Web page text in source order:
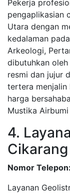
Pekerja
pengaplikasian
Utara dengan
kedalaman
Arkeologi,
dibutuhkan
resmi dan jujur
tertera menjalin
harga
Mustika Airbumi
4.
Nomor Telepon:
Layanan